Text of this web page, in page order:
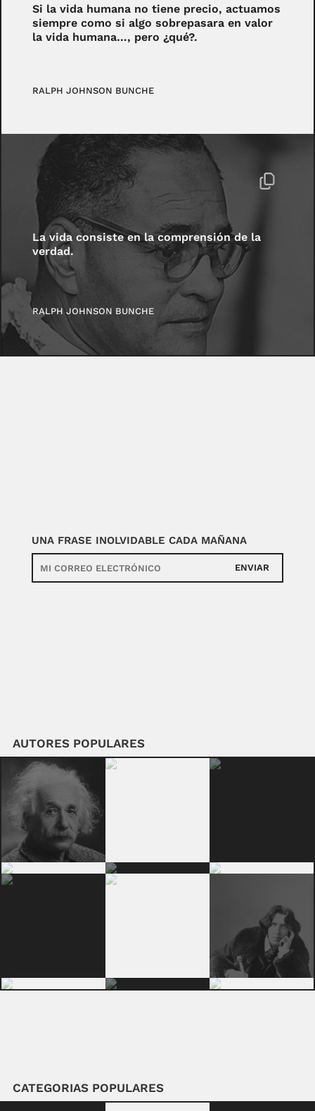
Si la vida humana no tiene precio, actuamos
siempre como si algo sobrepasara en valor
la vida humana…, pero ¿qué?.
RALPH JOHNSON BUNCHE
La vida consiste en la comprensión de la
verdad.
RALPH JOHNSON BUNCHE
UNA FRASE INOLVIDABLE CADA MAÑANA
ENVIAR
AUTORES POPULARES
CATEGORIAS POPULARES